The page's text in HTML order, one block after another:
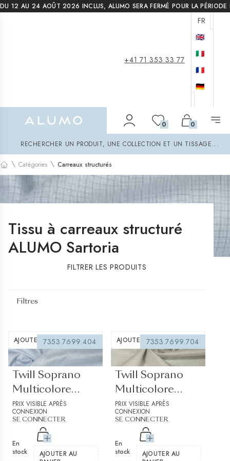
DU 12 AU 24 AOÛT 2026 INCLUS, ALUMO SERA FERMÉ POUR LA PÉRIODE
+41 71 353 33 77
FR
🇬🇧
🇮🇹
🇫🇷
🇩🇪
0 0
RECHERCHER UN PRODUIT, UNE COLLECTION ET UN TISSAGE...
Accueil
\ Catégories \ Carreaux structurés
Tissu à carreaux structuré
ALUMO Sartoria
FILTRER LES PRODUITS
Filtres
AJOUTER À LA WISHLIST
7353.7699.404
(0 avis)
Twill Soprano
Multicolore
Sergé Carreaux
structurés 1
PRIX VISIBLE APRÈS
CONNEXION
SE CONNECTER
En
stock
AJOUTER AU
AJOUTER À LA WISHLIST
7353.7699.704
(0 avis)
Twill Soprano
Multicolore
Sergé Carreaux
structurés 2
PRIX VISIBLE APRÈS
CONNEXION
SE CONNECTER
En
stock
AJOUTER AU